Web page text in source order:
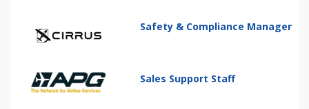
Safety & Compliance Manager
Sales Support Staff